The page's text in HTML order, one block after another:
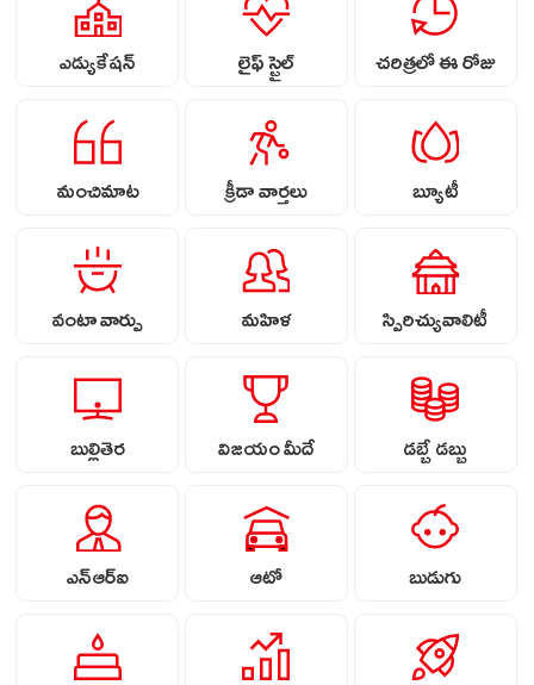
ఎడ్యుకేషన్ లైఫ్ స్టైల్ చరిత్రలో ఈ రోజు
మంచిమాట క్రీడా వార్తలు బ్యూటీ
వంటా వార్పు మహిళ స్పిరిచ్యువాలిటీ
బుల్లితెర విజయం మీదే డబ్బే డబ్బు
ఎన్ఆర్ఐ ఆటో బుడుగు